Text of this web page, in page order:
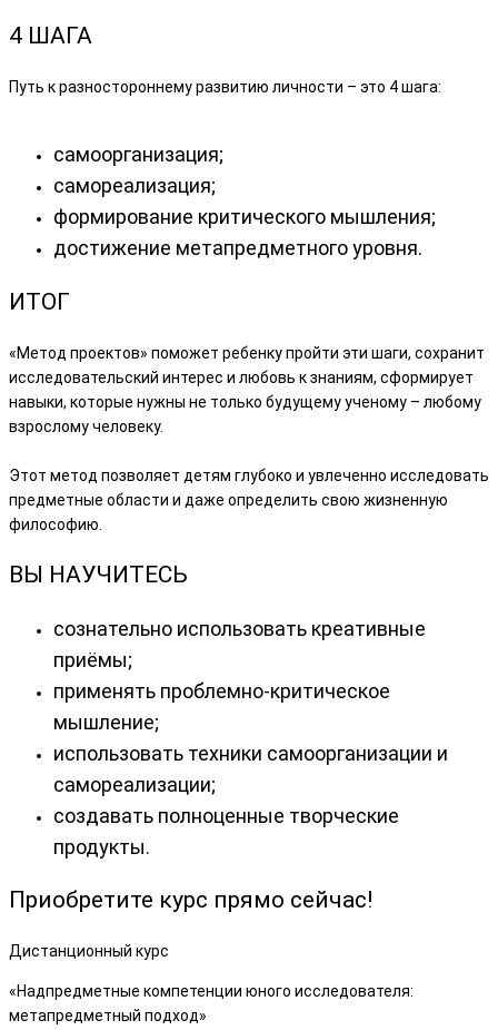
4 ШАГА
Путь к разностороннему развитию личности – это 4 шага:
самоорганизация;
самореализация;
формирование критического мышления;
достижение метапредметного уровня.
ИТОГ
«Метод проектов» поможет ребенку пройти эти шаги, сохранит
исследовательский интерес и любовь к знаниям, сформирует
навыки, которые нужны не только будущему ученому – любому
взрослому человеку.
Этот метод позволяет детям глубоко и увлеченно исследовать
предметные области и даже определить свою жизненную
философию.
ВЫ НАУЧИТЕСЬ
сознательно использовать креативные
приёмы;
применять проблемно-критическое
мышление;
использовать техники самоорганизации и
самореализации;
создавать полноценные творческие
продукты.
Приобретите курс прямо сейчас!
Дистанционный курс
«Надпредметные компетенции юного исследователя:
метапредметный подход»